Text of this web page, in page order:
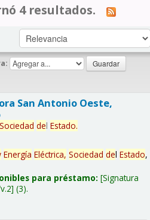
4 resultados.
San Antonio Oeste,
Sociedad del Estado.
Energía Eléctrica, Sociedad del Estado,
para préstamo: Signatura
(3).